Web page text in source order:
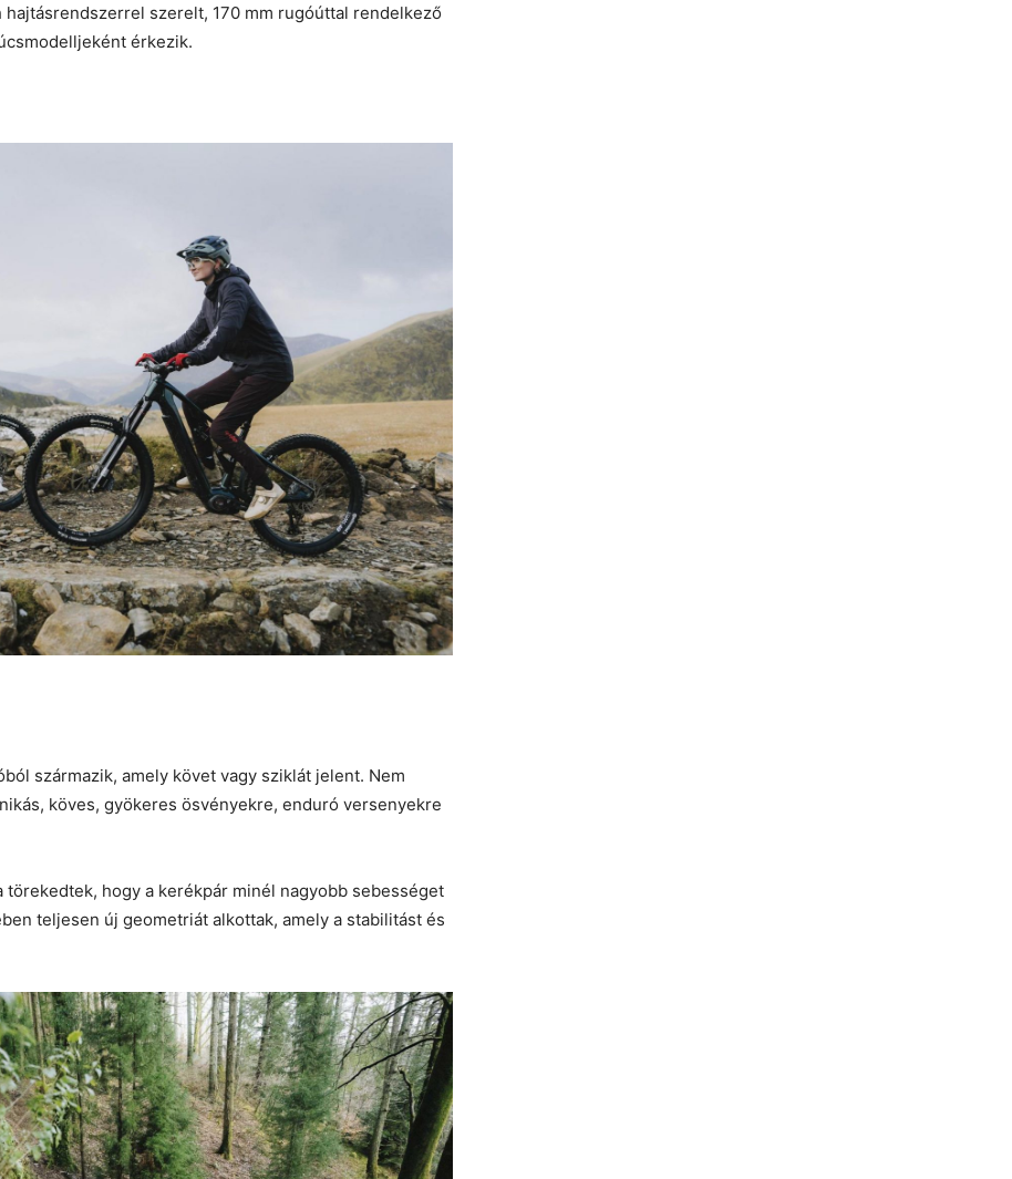
szerelt, 170 mm rugóúttal rendelkező
érkezik.
származik, amely követ vagy sziklát jelent. Nem
köves, gyökeres ösvényekre, enduró versenyekre
hogy a kerékpár minél nagyobb sebességet
teljesen új geometriát alkottak, amely a stabilitást és